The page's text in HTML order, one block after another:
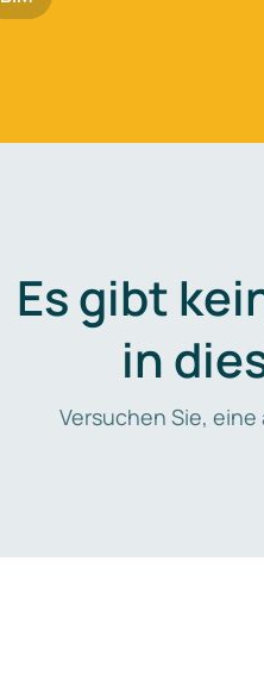
Es gibt
in
Versuchen Sie,